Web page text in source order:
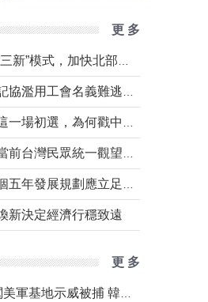
更 多
新決定經濟行穩致遠
更 多